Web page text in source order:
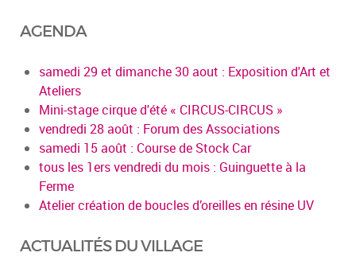
AGENDA
samedi 29 et dimanche 30 aout : Exposition d'Art et
Ateliers
Mini-stage cirque d'été « CIRCUS-CIRCUS »
vendredi 28 août : Forum des Associations
samedi 15 août : Course de Stock Car
tous les 1ers vendredi du mois : Guinguette à la
Ferme
Atelier création de boucles d’oreilles en résine UV
ACTUALITÉS DU VILLAGE